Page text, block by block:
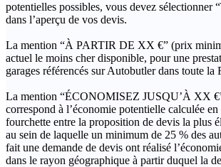
potentielles possibles, vous devez sélectionner
dans l’aperçu de vos devis.
La mention “À PARTIR DE XX €” (prix
actuel le moins cher disponible, pour une
garages référencés sur Autobutler dans toute la
La mention “ÉCONOMISEZ JUSQU’À XX
correspond à l’économie potentielle calculée en
fourchette entre la proposition de devis la plus
au sein de laquelle un minimum de 25 % des
fait une demande de devis ont réalisé
dans le rayon géographique à partir duquel la